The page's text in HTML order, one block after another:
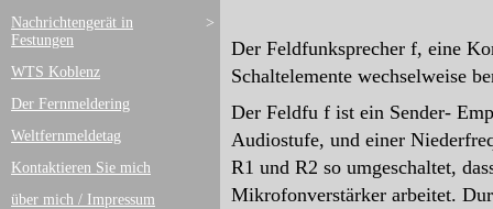
>
Nachrichtengerät in
Festungen
WTS Koblenz
Der Fernmeldering
Weltfernmeldetag
Kontaktieren Sie mich
über mich / Impressum
Der Feldfunksprecher f, eine
Schaltelemente wechselweise
Der Feldfu f ist ein Sender-
Audiostufe, und einer
R1 und R2 so umgeschaltet,
Mikrofonverstärker arbeitet.